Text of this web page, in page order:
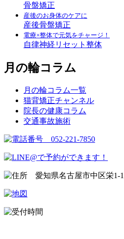
骨盤矯正
産後のお身体のケアに
産後骨盤矯正
電療×整体で元気をチャージ！
自律神経リセット整体
月の輪コラム
月の輪コラム一覧
猫背矯正チャンネル
院長の健康コラム
交通事故施術